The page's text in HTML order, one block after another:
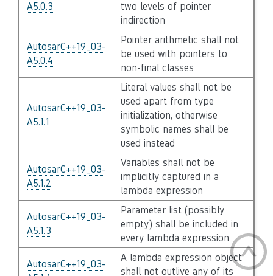
A5.0.3
two levels of pointer
indirection
AutosarC++19_03-
A5.0.4
Pointer arithmetic shall not
be used with pointers to
non-final classes
AutosarC++19_03-
A5.1.1
Literal values shall not be
used apart from type
initialization, otherwise
symbolic names shall be
used instead
AutosarC++19_03-
A5.1.2
Variables shall not be
implicitly captured in a
lambda expression
AutosarC++19_03-
A5.1.3
Parameter list (possibly
empty) shall be included in
every lambda expression
AutosarC++19_03-
A lambda expression object
shall not outlive any of its